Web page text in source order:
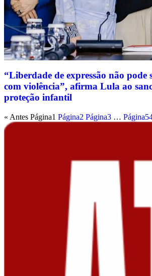
“Liberdade de expressão não pode
com violência”, afirma Lula ao
proteção infantil
« Antes Página1 Página2 Página3 … Página